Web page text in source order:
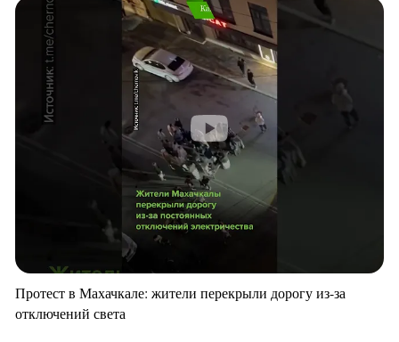
Протест в Махачкале: жители перекрыли дорогу из-за
отключений света